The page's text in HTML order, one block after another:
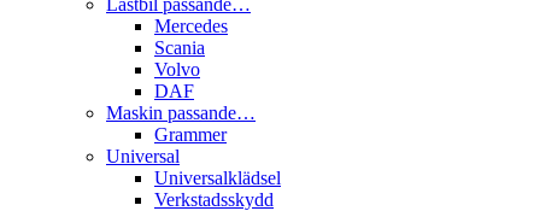
Mercedes
Scania
Volvo
DAF
Maskin passande…
Grammer
Universal
Universalklädsel
Verkstadsskydd